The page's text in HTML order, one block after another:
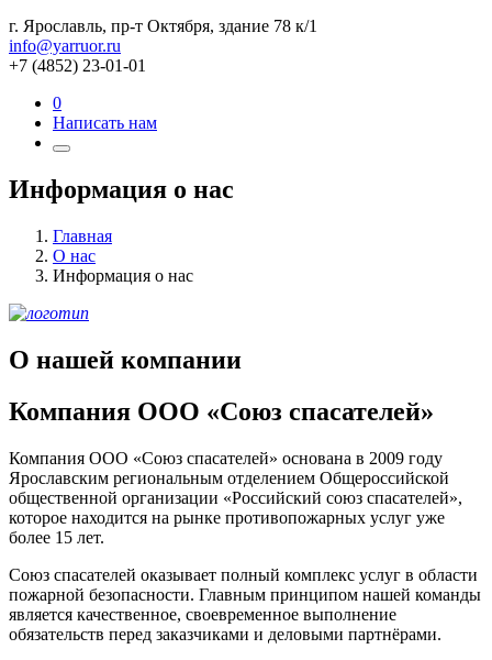
г. Ярославль, пр-т Октября, здание 78 к/1
info@yarruor.ru
+7 (4852) 23-01-01
0
Написать нам
Информация о нас
Главная
О нас
Информация о нас
О нашей компании
Компания ООО «Союз спасателей»
Компания ООО «Союз спасателей» основана в 2009 году
Ярославским региональным отделением Общероссийской
общественной организации «Российский союз спасателей»,
которое находится на рынке противопожарных услуг уже
более 15 лет.
Союз спасателей оказывает полный комплекс услуг в области
пожарной безопасности. Главным принципом нашей команды
является качественное, своевременное выполнение
обязательств перед заказчиками и деловыми партнёрами.